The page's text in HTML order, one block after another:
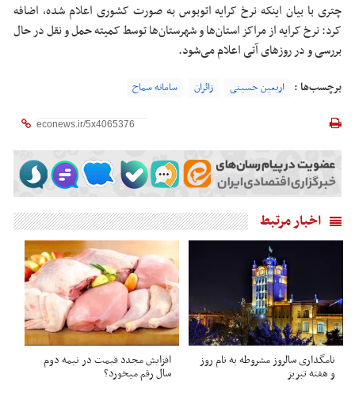
چتری با بیان اینکه نرخ کرایه اتوبوس به صورت کشوری اعلام شده، اضافه
کرد: نرخ کرایه از مراکز استان‌ها و شهرستان‌ها توسط کمیته حمل و نقل در حال
بررسی و در روزهای آتی اعلام می‌شود.
برچسب‌ها : اربعین حسینی زائران سامانه سماح
اخبار مرتبط
نامگذاری سالروز مشروطه به نام روز
و هفته تبریز
افزایش مجدد قیمت در نیمه دوم
سال رقم میخورد؟